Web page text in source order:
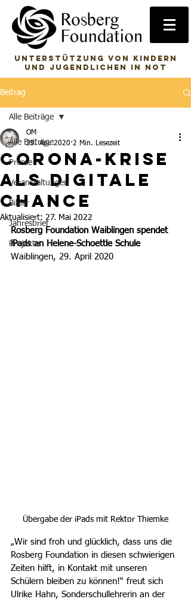
Unterstützung von Kindern
und Jugendlichen in Not
Beitrag
Alle Beiträge
Presse
Veranstaltungen
Bilder
Jahresbrief
Projekte
Alle Beiträge
Corona-Krise
als digitale
Chance
OM
29. Apr. 2020 2 Min. Lesezeit
Aktualisiert: 27. Mai 2022
Rosberg Foundation Waiblingen spendet
iPads an Helene-Schoettle Schule
Waiblingen, 29. April 2020
Übergabe der iPads mit Rektor Thiemke
„Wir sind froh und glücklich, dass uns die
Rosberg Foundation in diesen schwierigen
Zeiten hilft, in Kontakt mit unseren
Schülern bleiben zu können!“ freut sich
Ulrike Hahn, Sonderschullehrerin an der